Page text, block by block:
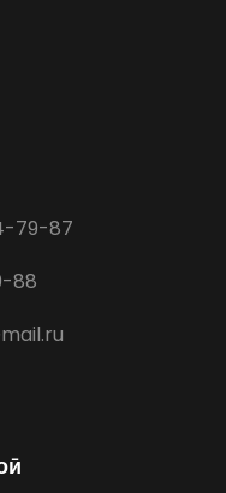
79-87
88